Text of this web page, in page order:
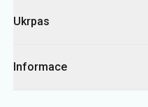
Ukrpas
Informace